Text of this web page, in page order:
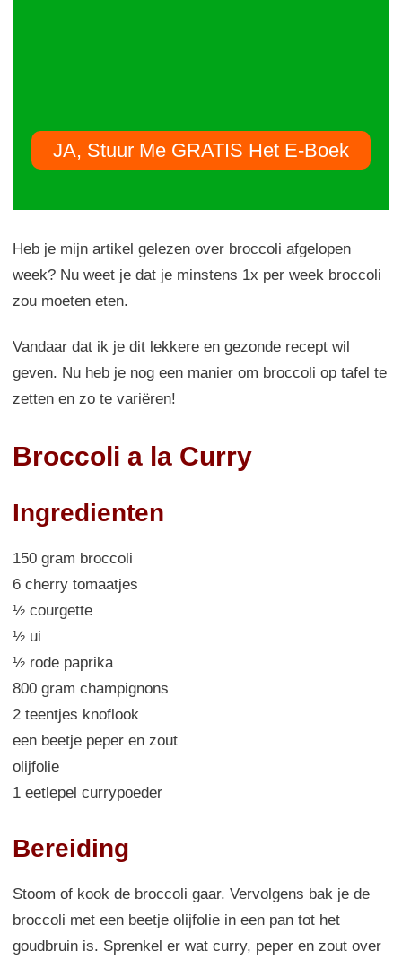
JA, Stuur Me GRATIS Het E-Boek
Heb je mijn artikel gelezen over broccoli afgelopen
week? Nu weet je dat je minstens 1x per week broccoli
zou moeten eten.
Vandaar dat ik je dit lekkere en gezonde recept wil
geven. Nu heb je nog een manier om broccoli op tafel te
zetten en zo te variëren!
Broccoli a la Curry
Ingredienten
150 gram broccoli
6 cherry tomaatjes
½ courgette
½ ui
½ rode paprika
800 gram champignons
2 teentjes knoflook
een beetje peper en zout
olijfolie
1 eetlepel currypoeder
Bereiding
Stoom of kook de broccoli gaar. Vervolgens bak je de
broccoli met een beetje olijfolie in een pan tot het
goudbruin is. Sprenkel er wat curry, peper en zout over